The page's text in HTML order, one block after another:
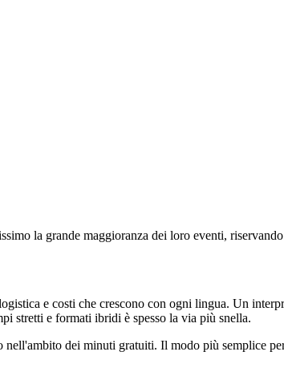
la grande maggioranza dei loro eventi,
e costi che crescono con ogni lingua. Un
stretti e formati ibridi è spesso la via più snella.
dei minuti gratuiti. Il modo più semplice